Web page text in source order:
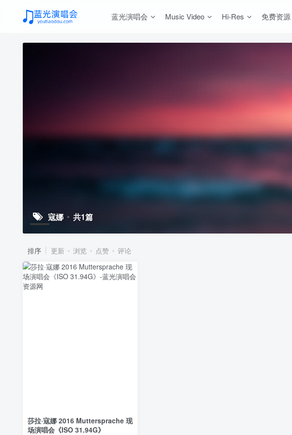
蓝光演唱会 Music Video Hi-Res 免费资源
寇娜 共1篇
排序 更新 浏览 点赞 评论
莎拉·寇娜 2016 Muttersprache 现
场演唱会《ISO 31.94G》